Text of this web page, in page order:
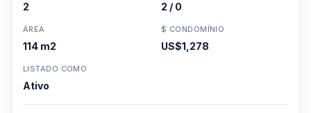
2 2 / 0
ÁREA
114 m2
$ CONDOMÍNIO
US$1,278
LISTADO COMO
Ativo